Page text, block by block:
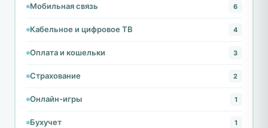
Мобильная связь 6
Кабельное и цифровое ТВ 4
Оплата и кошельки 3
Страхование 2
Онлайн-игры 1
Бухучет 1